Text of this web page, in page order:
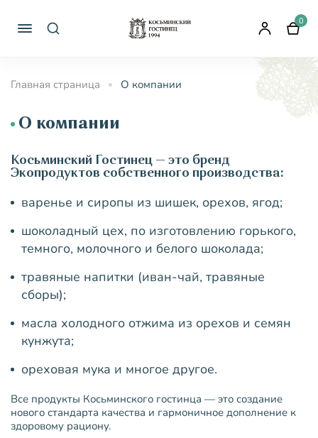
0
Главная страница О компании
О компании
Косьминский Гостинец — это бренд
Экопродуктов собственного производства:
варенье и сиропы из шишек, орехов, ягод;
шоколадный цех, по изготовлению горького,
темного, молочного и белого шоколада;
травяные напитки (иван-чай, травяные
сборы);
масла холодного отжима из орехов и семян
кунжута;
ореховая мука и многое другое.
Все продукты Косьминского гостинца — это создание
нового стандарта качества и гармоничное дополнение к
здоровому рациону.